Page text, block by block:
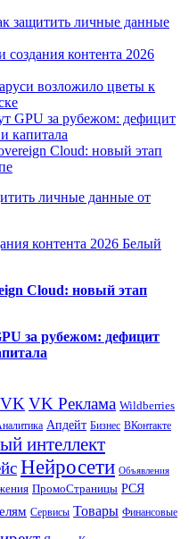
защитить личные данные
контента 2026
возложило цветы к
GPU за рубежом: дефицит
капитала
Cloud: новый этап
личные данные от
контента 2026 Белый
Cloud: новый этап
за рубежом: дефицит
VK VK Реклама Wildberries
Апдейт Бизнес ВКонтакте
интеллект
Нейросети Объявления
ПромоСтраницы РСЯ
Сервисы Товары Финансовые